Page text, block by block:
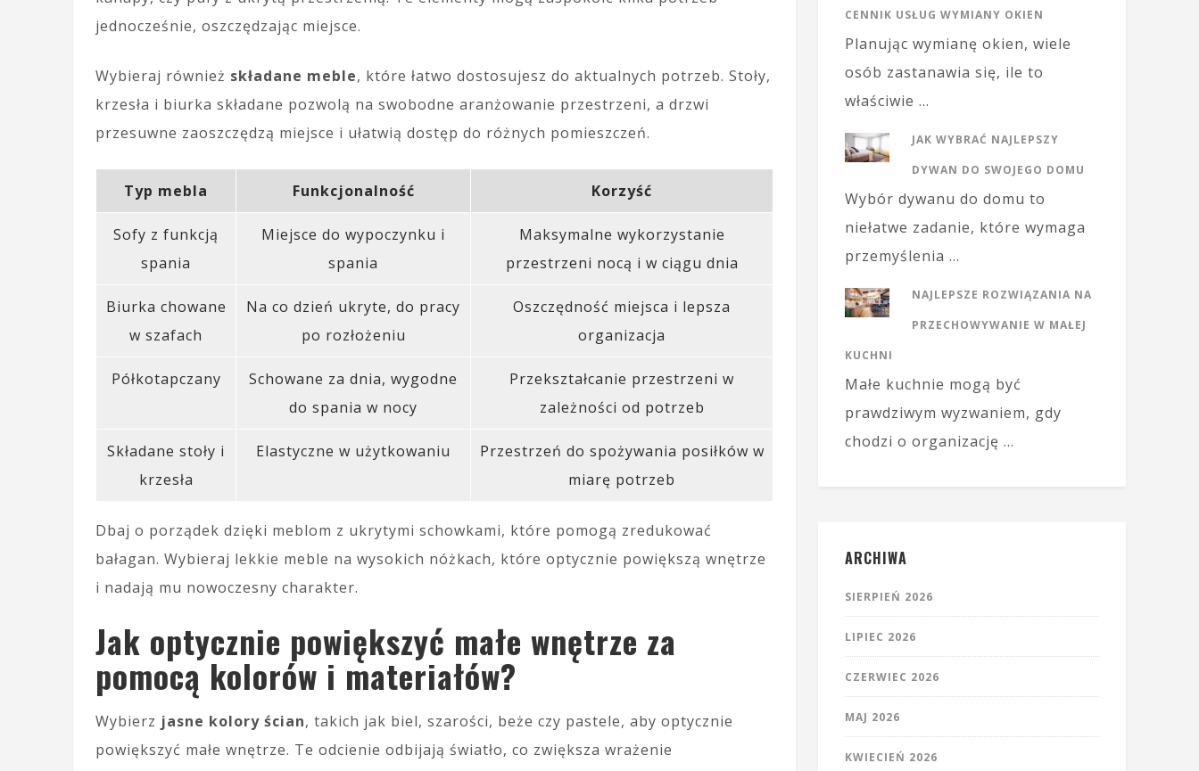
jednocześnie, oszczędzając miejsce.
Wybieraj również składane meble, które łatwo dostosujesz do aktualnych potrzeb. Stoły,
krzesła i biurka składane pozwolą na swobodne aranżowanie przestrzeni, a drzwi
przesuwne zaoszczędzą miejsce i ułatwią dostęp do różnych pomieszczeń.
Typ mebla Funkcjonalność Korzyść
Sofy z funkcją
spania
Miejsce do wypoczynku i
spania
Maksymalne wykorzystanie
przestrzeni nocą i w ciągu dnia
Biurka chowane
w szafach
Na co dzień ukryte, do pracy
po rozłożeniu
Oszczędność miejsca i lepsza
organizacja
Półkotapczany
Schowane za dnia, wygodne
do spania w nocy
Przekształcanie przestrzeni w
zależności od potrzeb
Składane stoły i
krzesła
Elastyczne w użytkowaniu
Przestrzeń do spożywania posiłków w
miarę potrzeb
Dbaj o porządek dzięki meblom z ukrytymi schowkami, które pomogą zredukować
bałagan. Wybieraj lekkie meble na wysokich nóżkach, które optycznie powiększą wnętrze
i nadają mu nowoczesny charakter.
Jak optycznie powiększyć małe wnętrze za
pomocą kolorów i materiałów?
Wybierz jasne kolory ścian, takich jak biel, szarości, beże czy pastele, aby optycznie
powiększyć małe wnętrze. Te odcienie odbijają światło, co zwiększa wrażenie
CENNIK USŁUG WYMIANY OKIEN
Planując wymianę okien, wiele
osób zastanawia się, ile to
właściwie …
JAK WYBRAĆ NAJLEPSZY
DYWAN DO SWOJEGO DOMU
Wybór dywanu do domu to
niełatwe zadanie, które wymaga
przemyślenia …
NAJLEPSZE ROZWIĄZANIA NA
PRZECHOWYWANIE W MAŁEJ
KUCHNI
Małe kuchnie mogą być
prawdziwym wyzwaniem, gdy
chodzi o organizację …
ARCHIWA
SIERPIEŃ 2026
LIPIEC 2026
CZERWIEC 2026
MAJ 2026
KWIECIEŃ 2026